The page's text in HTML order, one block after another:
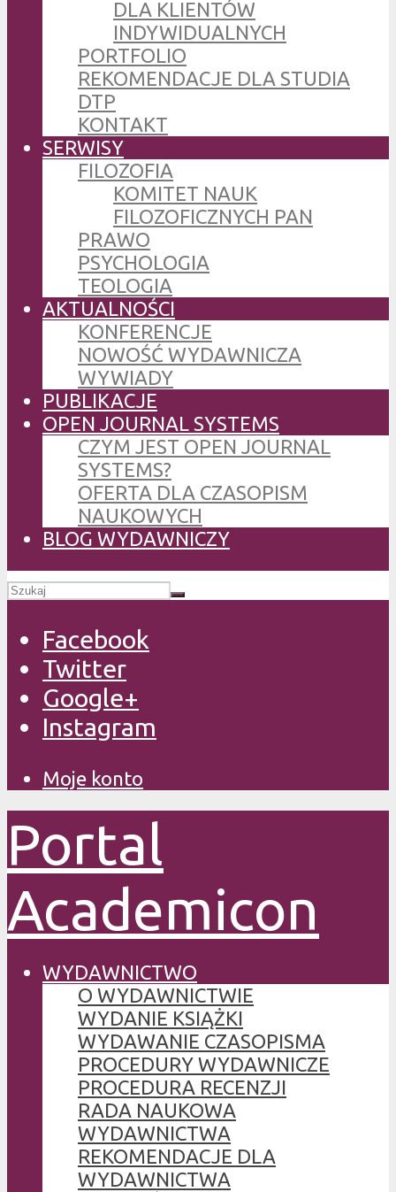
DLA KLIENTÓW
INDYWIDUALNYCH
PORTFOLIO
REKOMENDACJE DLA STUDIA
DTP
KONTAKT
SERWISY
FILOZOFIA
KOMITET NAUK
FILOZOFICZNYCH PAN
PRAWO
PSYCHOLOGIA
TEOLOGIA
AKTUALNOŚCI
KONFERENCJE
NOWOŚĆ WYDAWNICZA
WYWIADY
PUBLIKACJE
OPEN JOURNAL SYSTEMS
CZYM JEST OPEN JOURNAL
SYSTEMS?
OFERTA DLA CZASOPISM
NAUKOWYCH
BLOG WYDAWNICZY
Facebook
Twitter
Google+
Instagram
Moje konto
Portal
Academicon
WYDAWNICTWO
O WYDAWNICTWIE
WYDANIE KSIĄŻKI
WYDAWANIE CZASOPISMA
PROCEDURY WYDAWNICZE
PROCEDURA RECENZJI
RADA NAUKOWA
WYDAWNICTWA
REKOMENDACJE DLA
WYDAWNICTWA